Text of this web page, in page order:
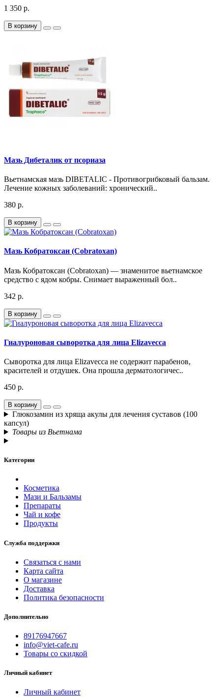
1 350 р.
В корзину
Мазь Дибеталик от псориаза
Вьетнамская мазь DIBETALIC - Противогрибковый бальзам.
Лечение кожных заболеваний: хронический..
380 р.
В корзину
Мазь Кобратоксан (Cobratoxan)
Мазь Кобратоксан (Cobratoxan) — знаменитое вьетнамское
средство с ядом кобры. Снимает выраженный бол..
342 р.
В корзину
Гиалуроновая сыворотка для лица Elizavecca
Сыворотка для лица Elizavecca не содержит парабенов,
красителей и отдушек. Она прошла дерматологичес..
450 р.
В корзину
Глюкозамин из хряща акулы для лечения суставов (100
капсул)
Товары из Вьетнама
Категории
Косметика
Мази и Бальзамы
Препараты
Чай и кофе
Продукты
Служба поддержки
Связаться с нами
Карта сайта
О магазине
Доставка
Политика безопасности
Дополнительно
89176947667
info@viet-cafe.ru
Товары со скидкой
Личный кабинет
Личный кабинет